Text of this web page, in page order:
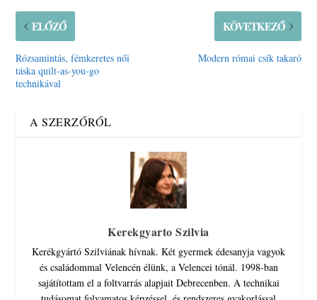
ELŐZŐ
Rózsamintás, fémkeretes női
táska quilt-as-you-go
technikával
KÖVETKEZŐ
Modern római csík takaró
A SZERZŐRŐL
Kerekgyarto Szilvia
Kerékgyártó Szilviának hívnak. Két gyermek édesanyja vagyok
és családommal Velencén élünk, a Velencei tónál. 1998-ban
sajátítottam el a foltvarrás alapjait Debrecenben. A technikai